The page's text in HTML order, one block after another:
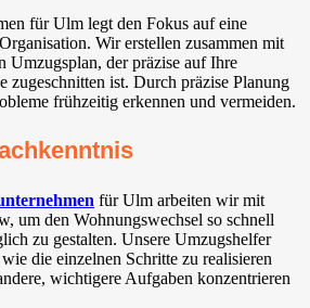
für Ulm legt den Fokus auf eine
Wir erstellen zusammen mit
Umzugsplan, der präzise auf Ihre
zugeschnitten ist. Durch präzise Planung
frühzeitig erkennen und vermeiden.
für Ulm arbeiten wir mit
um den Wohnungswechsel so schnell
zu gestalten. Unsere Umzugshelfer
die einzelnen Schritte zu realisieren
wichtigere Aufgaben konzentrieren